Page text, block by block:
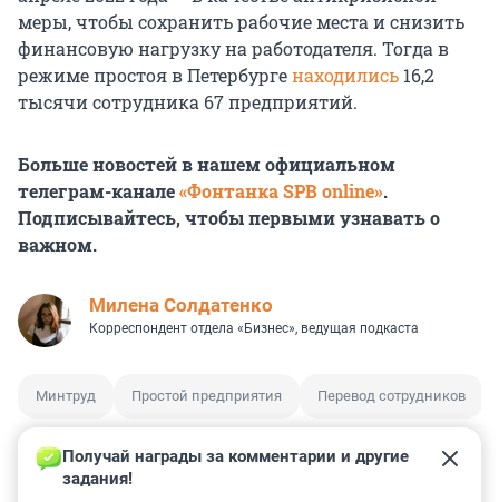
меры, чтобы сохранить рабочие места и снизить
финансовую нагрузку на работодателя. Тогда в
режиме простоя в Петербургенаходились 16,2
тысячи сотрудника 67 предприятий.
Больше новостей в нашем официальном
телеграм-канале«Фонтанка SPB online».
Подписывайтесь, чтобы первыми узнавать о
важном.
Милена Солдатенко
Корреспондент отдела «Бизнес», ведущая подкаста
Минтруд Простой предприятия Перевод сотрудников
Получай награды за комментарии и другие
задания!